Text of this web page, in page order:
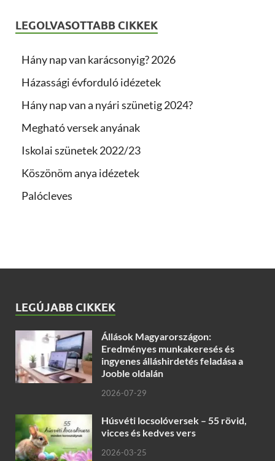
LEGOLVASOTTABB CIKKEK
Hány nap van karácsonyig? 2026
Házassági évforduló idézetek
Hány nap van a nyári szünetig 2024?
Megható versek anyának
Iskolai szünetek 2022/23
Köszönöm anya idézetek
Palócleves
LEGÚJABB CIKKEK
Állások Magyarországon:
Eredményes munkakeresés és
ingyenes álláshirdetés feladása a
Jooble oldalán
2026-07-29
Húsvéti locsolóversek – 55 rövid,
vicces és kedves vers
2026-03-25